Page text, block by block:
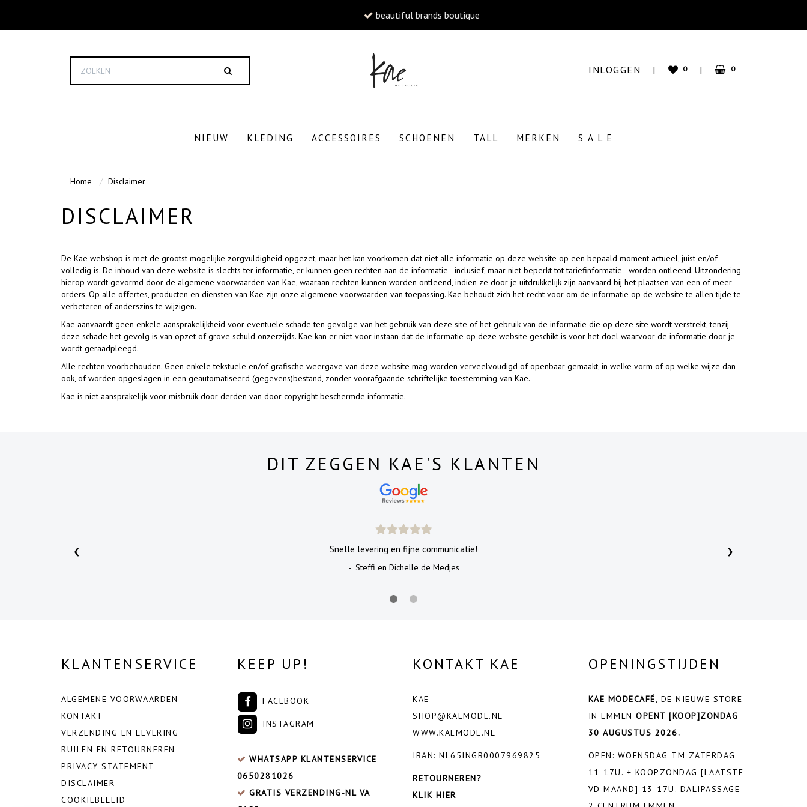
beautiful brands boutique
INLOGGEN | 0 | 0
UW WINKELMAND IS LEEG.
NIEUW KLEDING ACCESSOIRES SCHOENEN TALL MERKEN S A L E
Home Disclaimer
DISCLAIMER
De Kae webshop is met de grootst mogelijke zorgvuldigheid opgezet, maar het kan voorkomen dat niet alle informatie op deze website op een bepaald moment actueel, juist en/of
volledig is. De inhoud van deze website is slechts ter informatie, er kunnen geen rechten aan de informatie - inclusief, maar niet beperkt tot tariefinformatie - worden ontleend. Uitzondering
hierop wordt gevormd door de algemene voorwaarden van Kae, waaraan rechten kunnen worden ontleend, indien ze door je uitdrukkelijk zijn aanvaard bij het plaatsen van een of meer
orders. Op alle offertes, producten en diensten van Kae zijn onze algemene voorwaarden van toepassing. Kae behoudt zich het recht voor om de informatie op de website te allen tijde te
verbeteren of anderszins te wijzigen.
Kae aanvaardt geen enkele aansprakelijkheid voor eventuele schade ten gevolge van het gebruik van deze site of het gebruik van de informatie die op deze site wordt verstrekt, tenzij
deze schade het gevolg is van opzet of grove schuld onzerzijds. Kae kan er niet voor instaan dat de informatie op deze website geschikt is voor het doel waarvoor de informatie door je
wordt geraadpleegd.
Alle rechten voorbehouden. Geen enkele tekstuele en/of grafische weergave van deze website mag worden verveelvoudigd of openbaar gemaakt, in welke vorm of op welke wijze dan
ook, of worden opgeslagen in een geautomatiseerd (gegevens)bestand, zonder voorafgaande schriftelijke toestemming van Kae.
Kae is niet aansprakelijk voor misbruik door derden van door copyright beschermde informatie.
DIT ZEGGEN KAE'S KLANTEN
Snelle levering en fijne communicatie!
- Steffi en Dichelle de Medjes
❮ ❯
KLANTENSERVICE
ALGEMENE VOORWAARDEN
KONTAKT
VERZENDING EN LEVERING
RUILEN EN RETOURNEREN
PRIVACY STATEMENT
DISCLAIMER
COOKIEBELEID
KEEP UP!
FACEBOOK
INSTAGRAM
WHATSAPP KLANTENSERVICE
0650281026
GRATIS VERZENDING-NL VA
KONTAKT KAE
KAE
SHOP@KAEMODE.NL
WWW.KAEMODE.NL
IBAN: NL65INGB0007969825
RETOURNEREN?
KLIK HIER
OPENINGSTIJDEN
KAE MODECAFÉ, DE NIEUWE STORE
IN EMMEN OPENT [KOOP]ZONDAG
30 AUGUSTUS 2026.
OPEN: WOENSDAG TM ZATERDAG
11-17U. + KOOPZONDAG [LAATSTE
VD MAAND] 13-17U. DALIPASSAGE